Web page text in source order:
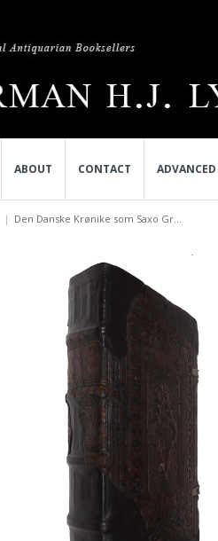
ABOUT CONTACT ADVANCED
Den Danske Krønike som Saxo Gr...